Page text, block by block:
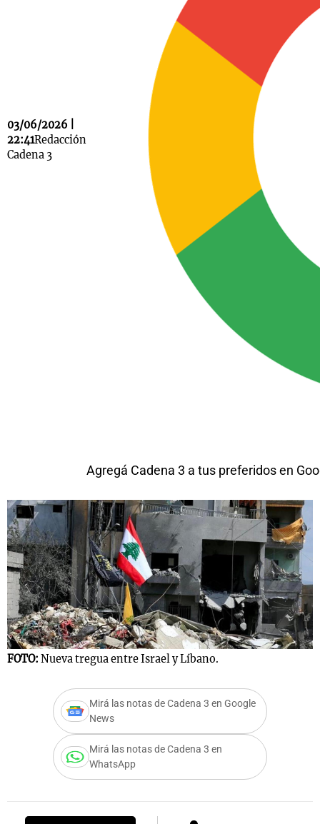
03/06/2026 |
22:41Redacción
Cadena 3
Agregá Cadena 3 a tus preferidos en
FOTO: Nueva tregua entre Israel y Líbano.
Mirá las notas de Cadena 3 en Google
News
Mirá las notas de Cadena 3 en
WhatsApp
Mundial 2026
La Sole en
Cadena 3